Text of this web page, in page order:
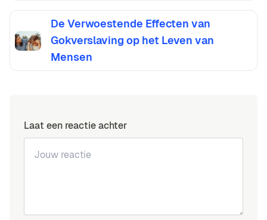
De Verwoestende Effecten van
Gokverslaving op het Leven van
Mensen
Laat een reactie achter